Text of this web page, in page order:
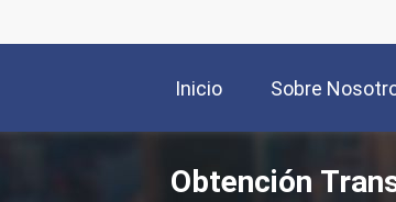
Inicio Sobre
Obtención